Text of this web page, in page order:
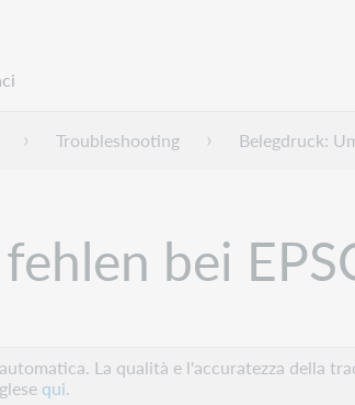
Troubleshooting Belegdruck:
bei
La qualità e l'accuratezza della
qui.